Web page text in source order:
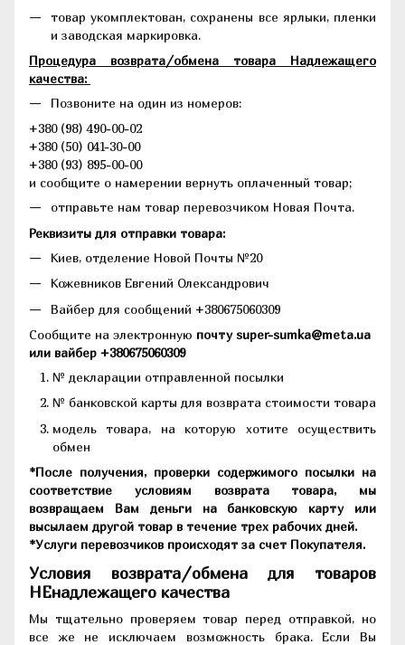
товар укомплектован, сохранены все ярлыки, пленки
и заводская маркировка.
Процедура возврата/обмена товара Надлежащего
качества:
Позвоните на один из номеров:
+380 (98) 490-00-02
+380 (50) 041-30-00
+380 (93) 895-00-00
и сообщите о намерении вернуть оплаченный товар;
отправьте нам товар перевозчиком Новая Почта.
Реквизиты для отправки товара:
Киев, отделение Новой Почты №20
Кожевников Евгений Олександрович
Вайбер для сообщений +380675060309
Сообщите на электронную почту super-sumka@meta.ua
или вайбер +380675060309
№ декларации отправленной посылки
№ банковской карты для возврата стоимости товара
модель товара, на которую хотите осуществить
обмен
*После получения, проверки содержимого посылки на
соответствие условиям возврата товара, мы
возвращаем Вам деньги на банковскую карту или
высылаем другой товар в течение трех рабочих дней.
*Услуги перевозчиков происходят за счет Покупателя.
Условия возврата/обмена для товаров
НЕнадлежащего качества
Мы тщательно проверяем товар перед отправкой, но
все же не исключаем возможность брака. Если Вы